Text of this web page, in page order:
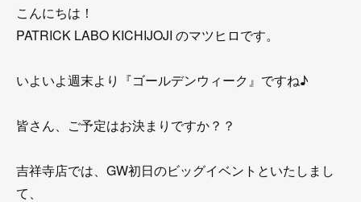
こんにちは！
PATRICK LABO KICHIJOJI のマツヒロです。
いよいよ週末より『ゴールデンウィーク』ですね♪
皆さん、ご予定はお決まりですか？？
吉祥寺店では、GW初日のビッグイベントといたしまし
て、